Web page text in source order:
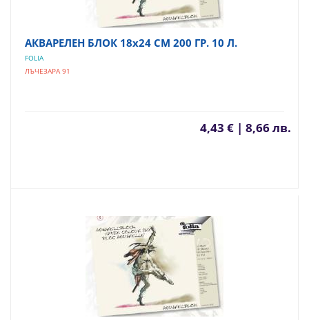
АКВАРЕЛЕН БЛОК 18х24 СМ 200 ГР. 10 Л.
FOLIA
ЛЪЧЕЗАРА 91
4,43 € | 8,66 лв.